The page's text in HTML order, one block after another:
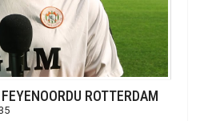
ROTTERDAM